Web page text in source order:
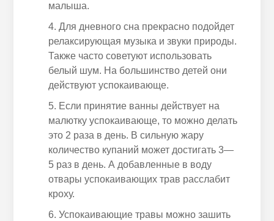
малыша.
Для дневного сна прекрасно подойдет
релаксирующая музыка и звуки природы.
Такжечасто советуют использовать
белый шум. На большинство детей они
действуют успокаивающе.
Если принятие ванны действует на
малютку успокаивающе, то можно делать
это 2 раза в день. В сильную жару
количество купаний может достигать 3—
5 раз в день. А добавленные в воду
отвары успокаивающих трав расслабит
кроху.
Успокаивающие травы можно зашить